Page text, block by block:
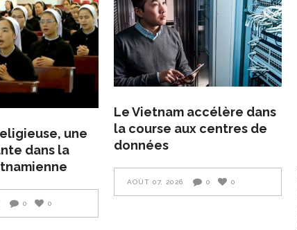
une
dans la
0 0
Le Vietnam accélère dans
la course aux centres de
données
AOÛT 07, 2026 0 0